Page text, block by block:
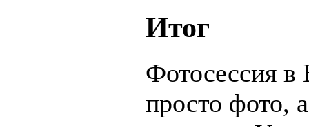
Итог
Фотосессия в
просто фото,